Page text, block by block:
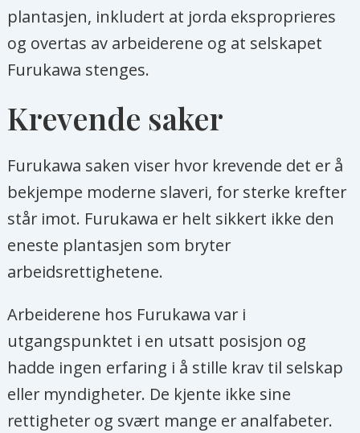
plantasjen, inkludert at jorda eksproprieres
og overtas av arbeiderene og at selskapet
Furukawa stenges.
Krevende saker
Furukawa saken viser hvor krevende det er å
bekjempe moderne slaveri, for sterke krefter
står imot. Furukawa er helt sikkert ikke den
eneste plantasjen som bryter
arbeidsrettighetene.
Arbeiderene hos Furukawa var i
utgangspunktet i en utsatt posisjon og
hadde ingen erfaring i å stille krav til selskap
eller myndigheter. De kjente ikke sine
rettigheter og svært mange er analfabeter.